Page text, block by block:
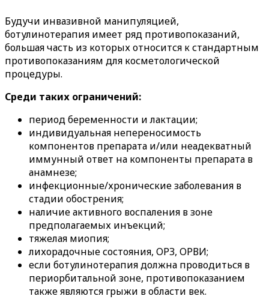
Будучи инвазивной манипуляцией,
ботулинотерапия имеет ряд противопоказаний,
большая часть из которых относится к стандартным
противопоказаниям для косметологической
процедуры.
Среди таких ограничений:
период беременности и лактации;
индивидуальная непереносимость
компонентов препарата и/или неадекватный
иммунный ответ на компоненты препарата в
анамнезе;
инфекционные/хронические заболевания в
стадии обострения;
наличие активного воспаления в зоне
предполагаемых инъекций;
тяжелая миопия;
лихорадочные состояния, ОРЗ, ОРВИ;
если ботулинотерапия должна проводиться в
периорбитальной зоне, противопоказанием
также являются грыжи в области век.